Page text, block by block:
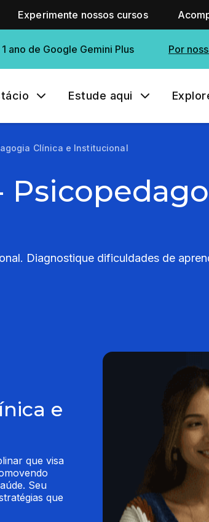
Experimente nossos cursos
ano de Google Gemini Plus Por
Estude aqui
Clínica e Institucional
Diagnostique dificuldades de
e
que visa
Seu
que